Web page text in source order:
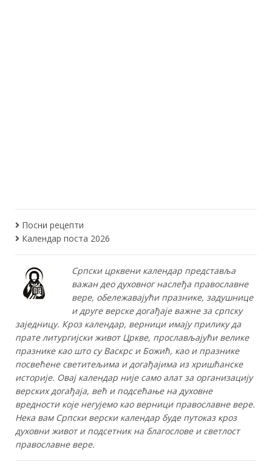
Посни рецепти
Календар поста 2026
Српски црквени календар представља
важан део духовног наслеђа православне
вере, обележавајући празнике, задушнице
и друге верске догађаје важне за српску
заједницу. Кроз календар, верници имају прилику да
прате литургијски живот Цркве, прослављајући велике
празнике као што су Васкрс и Божић, као и празнике
посвећене светитељима и догађајима из хришћанске
историје. Овај календар није само алат за организацију
верских догађаја, већ и подсећање на духовне
вредности које негујемо као верници православне вере.
Нека вам Српски верски календар буде путоказ кроз
духовни живот и подсетник на благослове и светлост
православне вере.